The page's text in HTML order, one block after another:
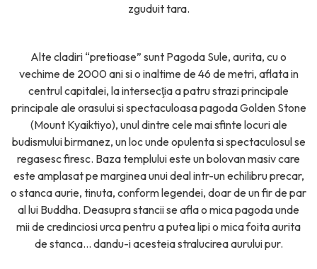
zguduit tara.
Alte cladiri “pretioase” sunt Pagoda Sule, aurita, cu o
vechime de 2000 ani si o inaltime de 46 de metri, aflata in
centrul capitalei, la intersecţia a patru strazi principale
principale ale orasului si spectaculoasa pagoda Golden Stone
(Mount Kyaiktiyo), unul dintre cele mai sfinte locuri ale
budismului birmanez, un loc unde opulenta si spectaculosul se
regasesc firesc. Baza templului este un bolovan masiv care
este amplasat pe marginea unui deal intr-un echilibru precar,
o stanca aurie, tinuta, conform legendei, doar de un fir de par
al lui Buddha. Deasupra stancii se afla o mica pagoda unde
mii de credinciosi urca pentru a putea lipi o mica foita aurita
de stanca… dandu-i acesteia stralucirea aurului pur.